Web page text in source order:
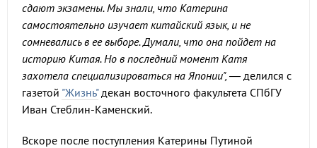
сдают экзамены. Мы знали, что Катерина
самостоятельно изучает китайский язык, и не
сомневались в ее выборе. Думали, что она пойдет на
историю Китая. Но в последний момент Катя
захотела специализироваться на Японии", — делился с
газетой "Жизнь"декан восточного факультета СПбГУ
Иван Стеблин-Каменский.
Вскоре после поступления Катерины Путиной